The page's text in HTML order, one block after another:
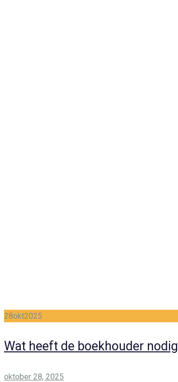
28okt2025
Wat heeft de boekhouder
Posted
oktober 28, 2025